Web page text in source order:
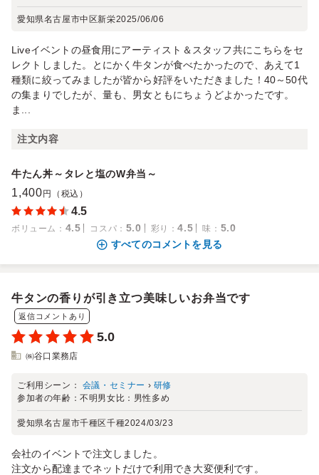
愛知県名古屋市中区新栄2025/06/06
Liveイベントの昼食用にアーティスト＆スタッフ共にこちらをセ
レクトしました。とにかく牛タンが食べたかったので、あえて1
種類に絞ってみましたが皆から好評をいただきました！40～50代
の集まりでしたが、量も、男女ともにちょうどよかったです。
ま...
注文内容
牛たん丼～タレと塩のW弁当～
1,400 円（税込）
4.5
ボリューム ： 4.5 コスパ ： 5.0 彩り ：4.5 味 ： 5.0
すべてのコメントを見る
牛タンの香りが引き立つ美味しいお弁当です
返信コメントあり
5.0
㈱谷口業務店
ご利用シーン： 会議・セミナー › 研修
参加者の年齢：不明 男女比： 男性多め
愛知県名古屋市千種区千種2024/03/23
会社のイベントで注文しました。
注文から配達までネットだけで利用でき大変便利です。